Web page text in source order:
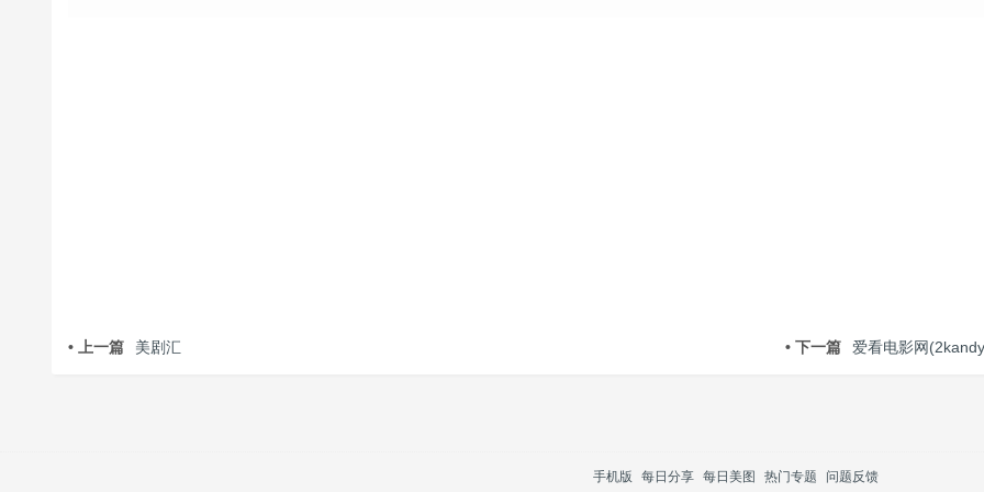
• 上一篇 美剧汇 • 下一篇 爱看电影网
手机版 每日分享 每日美图 热门专题 问题反馈